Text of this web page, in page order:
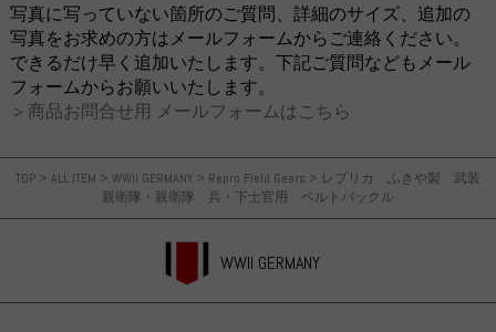
TOP > ALL ITEM > WWII GERMANY > Repro Field Gears > レプリカ ふきや製 武装
親衛隊・親衛隊 兵・下士官用 ベルトバックル
WWII GERMANY
写真に写っていない箇所のご質問、詳細のサイズ、追加の
写真をお求めの方はメールフォームからご連絡ください。
できるだけ早く追加いたします。下記ご質問などもメール
フォームからお願いいたします。
＞商品お問合せ用 メールフォームはこちら